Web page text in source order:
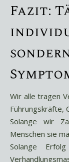
Fazit:
Wir alle tragen
Führungskräfte,
Solange wir
Menschen sie
Solange